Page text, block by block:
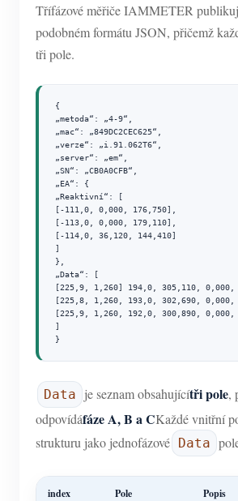
Třífázové měřiče IAMMETER
podobném formátu JSON, přičemž
tři pole.
{
„metoda“: „4-9“,
„mac“: „849DC2CEC625“,
„verze“: „i.91.062T6“,
„server“: „em“,
„SN“: „CB0A0CFB“,
„EA“: {
„Reaktivní“: [
[-111,0, 0,000, 176,750],
[-113,0, 0,000, 179,110],
[-114,0, 36,120, 144,410]
]
},
„Data“: [
[225,9, 1,260] 194,0, 305,110,
[225,8, 1,260, 193,0, 302,690,
[225,9, 1,260, 192,0, 300,890, 0,000,
]
}
Data je seznam obsahujícítři pole,
odpovídáfáze A, B a CKaždé vnitřní
strukturu jako jednofázové Data
index Pole Popis